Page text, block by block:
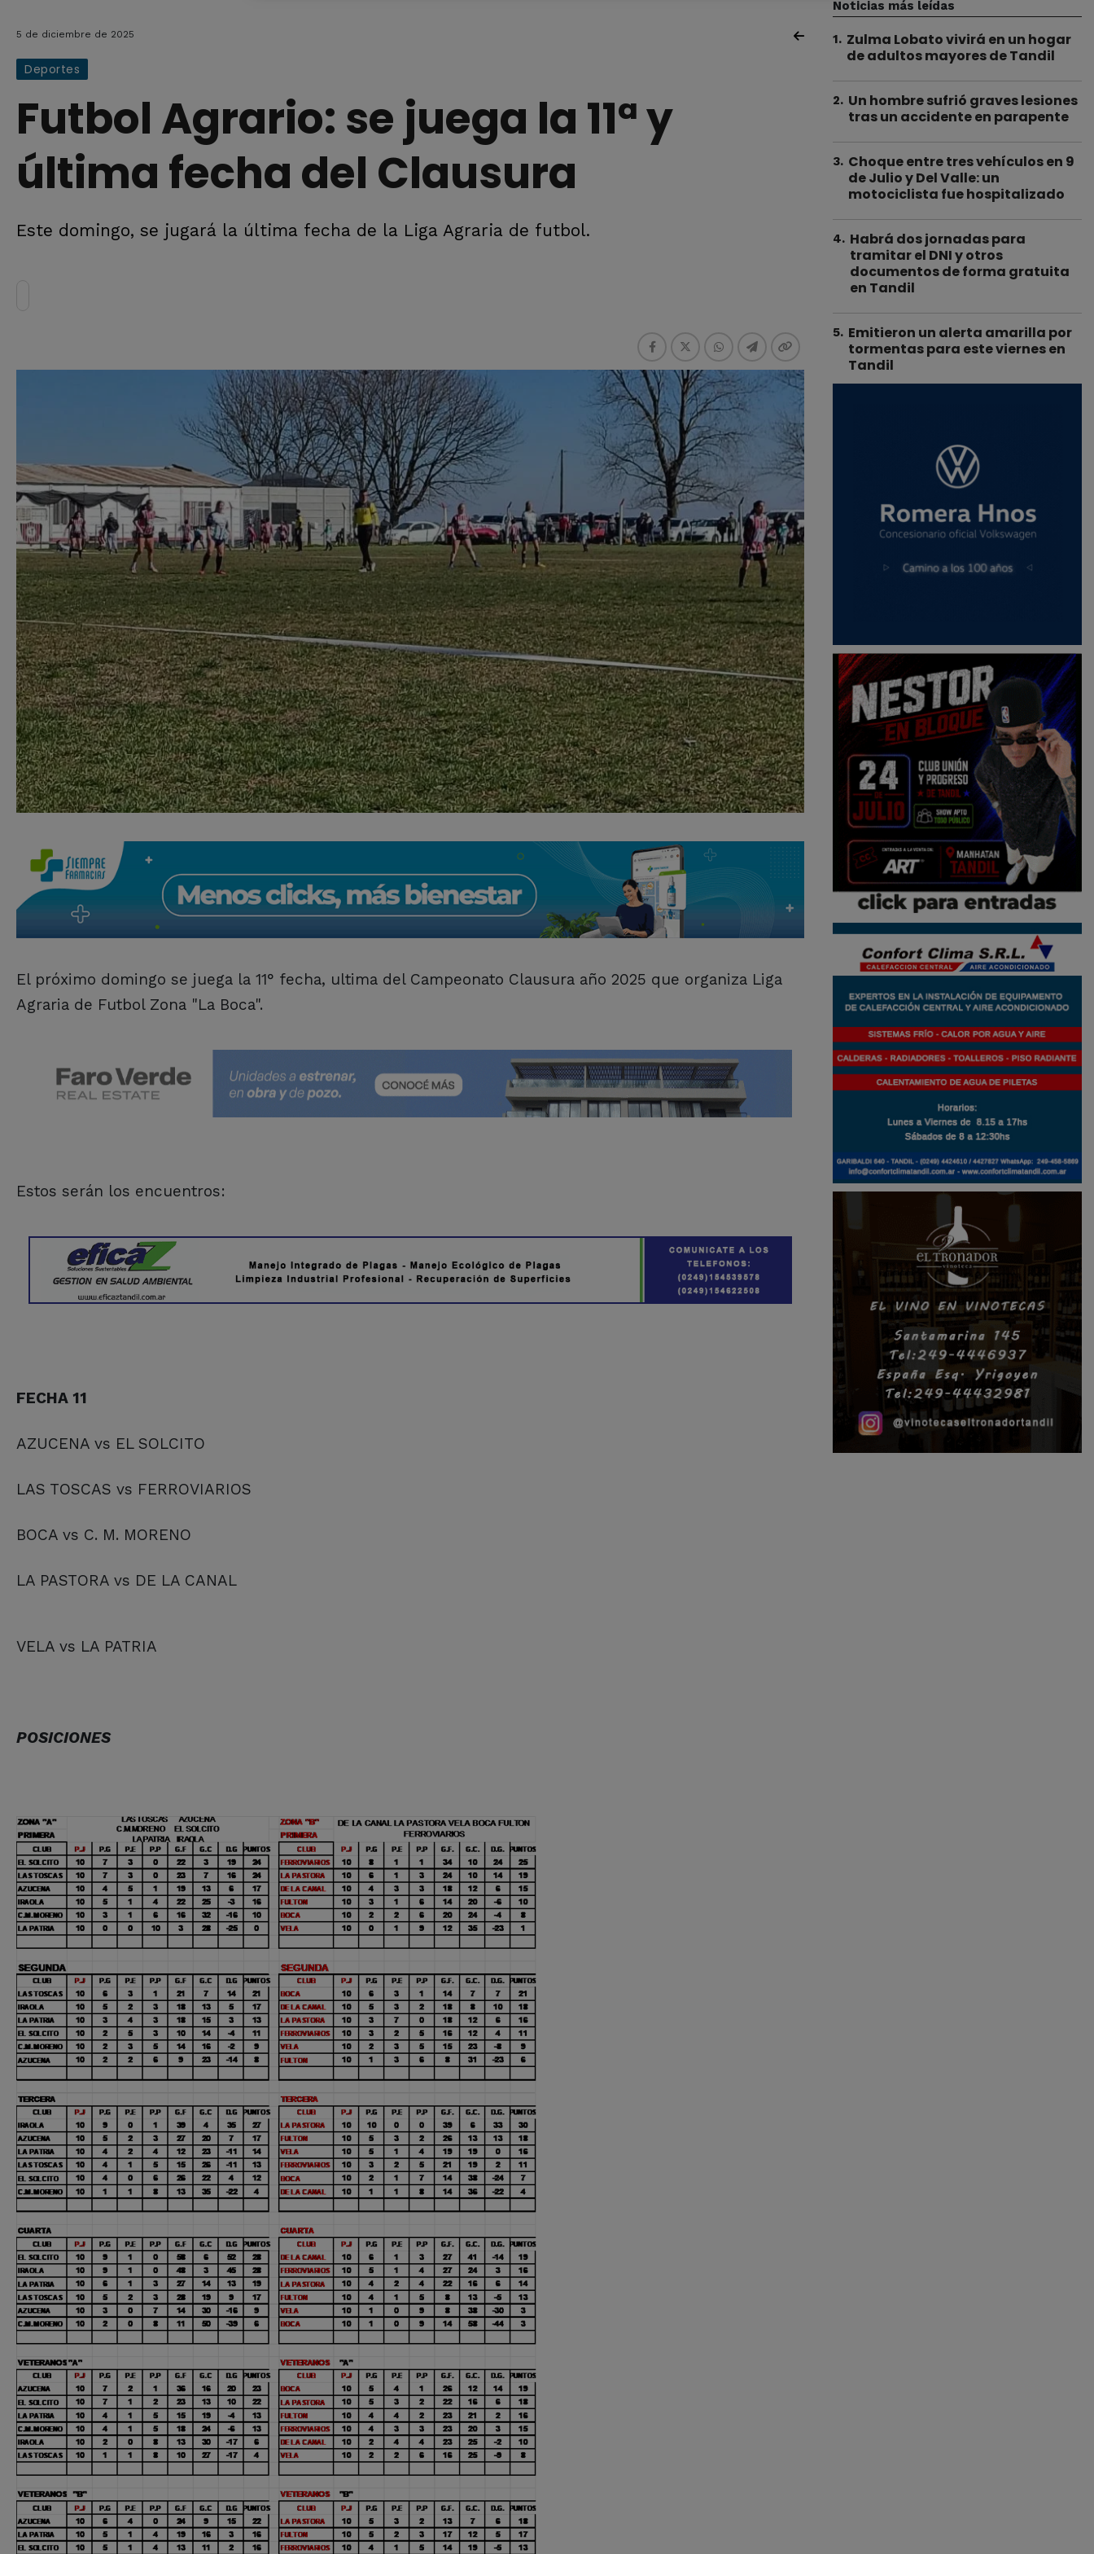
5 de diciembre de 2025
Deportes
Futbol Agrario: se juega la 11ª y
última fecha del Clausura
Este domingo, se jugará la última fecha de la Liga Agraria de futbol.
El próximo domingo se juega la 11° fecha, ultima del Campeonato Clausura año 2025 que organiza Liga
Agraria de Futbol Zona "La Boca".
Estos serán los encuentros:
FECHA 11
AZUCENA vs EL SOLCITO
LAS TOSCAS vs FERROVIARIOS
BOCA vs C. M. MORENO
LA PASTORA vs DE LA CANAL
VELA vs LA PATRIA
POSICIONES
Noticias más leídas
1. Zulma Lobato vivirá en un hogar
de adultos mayores de Tandil
2. Un hombre sufrió graves lesiones
tras un accidente en parapente
3. Choque entre tres vehículos en 9
de Julio y Del Valle: un
motociclista fue hospitalizado
4. Habrá dos jornadas para
tramitar el DNI y otros
documentos de forma gratuita
en Tandil
5. Emitieron un alerta amarilla por
tormentas para este viernes en
Tandil